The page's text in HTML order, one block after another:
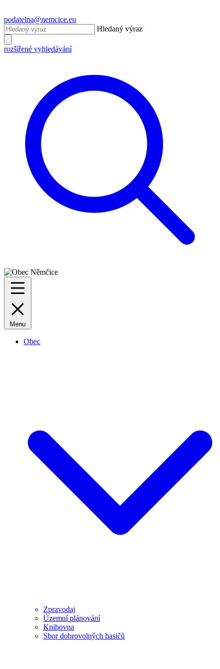
podatelna@nemcice.eu
Hledaný výraz
rozšířené vyhledávání
Menu
Obec
Zpravodaj
Územní plánování
Knihovna
Sbor dobrovolných hasičů